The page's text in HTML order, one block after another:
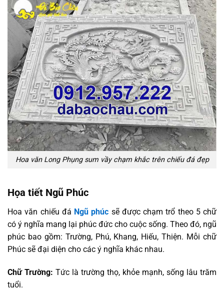
Hoa văn Long Phụng sum vầy chạm khắc trên chiếu đá đẹp
Họa tiết Ngũ Phúc
Hoa văn chiếu đá Ngũ phúc sẽ được chạm trổ theo 5 chữ
có ý nghĩa mang lại phúc đức cho cuộc sống. Theo đó, ngũ
phúc bao gồm: Trường, Phú, Khang, Hiếu, Thiện. Mỗi chữ
Phúc sẽ đại diện cho các ý nghĩa khác nhau.
Chữ Trường: Tức là trường thọ, khỏe mạnh, sống lâu trăm
tuổi.